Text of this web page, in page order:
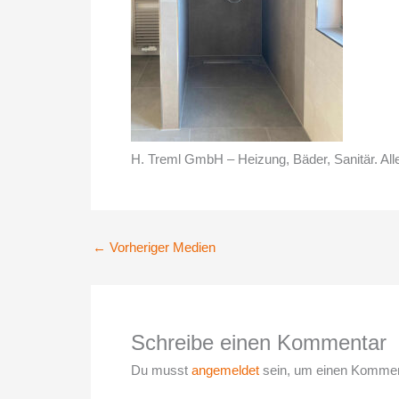
H. Treml GmbH – Heizung, Bäder, Sanitär.
← Vorheriger Medien
Schreibe einen Kommentar
Du musst angemeldet sein, um einen